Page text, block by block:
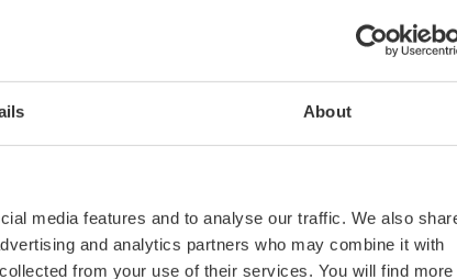
About
media features and to analyse our traffic. We also
and analytics partners who may combine it with
from your use of their services. You will find more
dell’Albufera
costituiscono uno dei tratti più naturali
dell’Albufera
, sono ideali per chi